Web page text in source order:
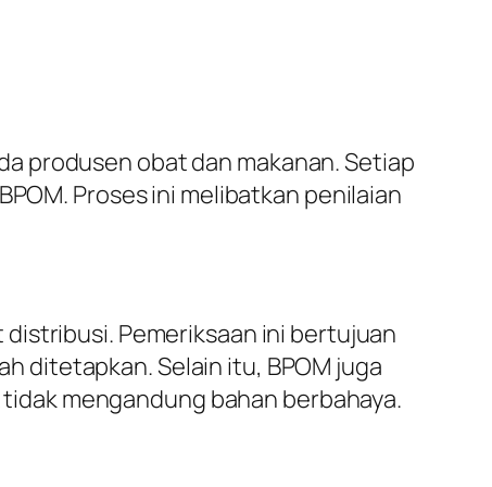
produsen obat dan makanan. Setiap
Proses ini melibatkan penilaian
Pemeriksaan ini bertujuan
ditetapkan. Selain itu, BPOM juga
mengandung bahan berbahaya.